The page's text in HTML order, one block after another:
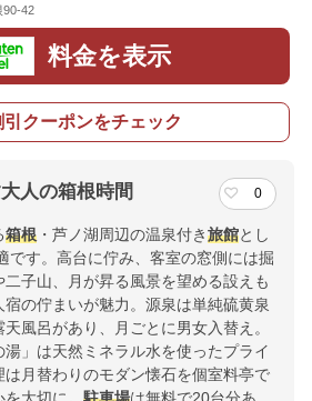
90-42
料金を表示
引クーポンをチェック
人の箱根時間 0
箱根 ・芦ノ湖周辺の温泉付き旅館とし
です。高台に佇み、客室の窓側には掘
二子山、月が昇る風景を望める設えも
の佇まいが魅力。源泉は単純硫黄泉
風呂があり、月ごとに男女入替え。
」は天然ミネラル水を使ったプライ
月替わりのモダン懐石を個室料亭で